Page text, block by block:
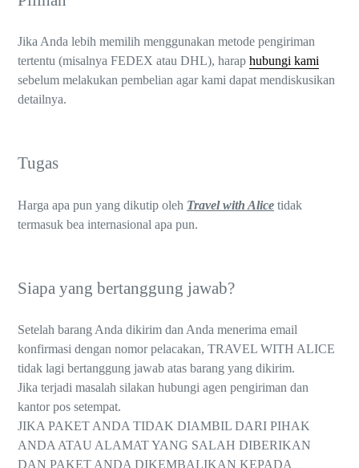
Jika Anda lebih memilih menggunakan metode pengiriman
tertentu (misalnya FEDEX atau DHL), harap hubungi kami
sebelum melakukan pembelian agar kami dapat mendiskusikan
detailnya.
Tugas
Harga apa pun yang dikutip oleh Travel with Alice tidak
termasuk bea internasional apa pun.
Siapa yang bertanggung jawab?
Setelah barang Anda dikirim dan Anda menerima email
konfirmasi dengan nomor pelacakan, TRAVEL WITH ALICE
tidak lagi bertanggung jawab atas barang yang dikirim.
Jika terjadi masalah silakan hubungi agen pengiriman dan
kantor pos setempat.
JIKA PAKET ANDA TIDAK DIAMBIL DARI PIHAK
ANDA ATAU ALAMAT YANG SALAH DIBERIKAN
DAN PAKET ANDA DIKEMBALIKAN KEPADA